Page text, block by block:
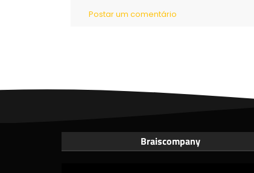
Postar um comentário
Braiscompany